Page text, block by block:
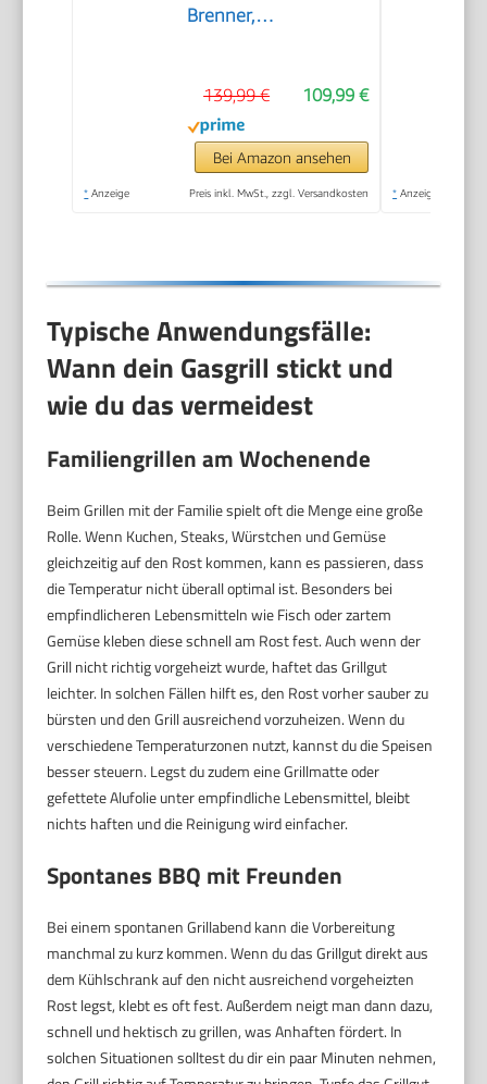
Brenner,
klappbar, Gusseisen
Grillrost mit 1638 cm²
Grillfläche, Tischgrill
für Outdoor BBQ,
109,99 €
139,99 €
Bei Amazon ansehen
* Anzeige Preis inkl. MwSt., zzgl. Versandkosten * Anzeige
Typische Anwendungsfälle:
Wann dein Gasgrill stickt und
wie du das vermeidest
Familiengrillen am Wochenende
Beim Grillen mit der Familie spielt oft die Menge eine große
Rolle. Wenn Kuchen, Steaks, Würstchen und Gemüse
gleichzeitig auf den Rost kommen, kann es passieren, dass
die Temperatur nicht überall optimal ist. Besonders bei
empfindlicheren Lebensmitteln wie Fisch oder zartem
Gemüse kleben diese schnell am Rost fest. Auch wenn der
Grill nicht richtig vorgeheizt wurde, haftet das Grillgut
leichter. In solchen Fällen hilft es, den Rost vorher sauber zu
bürsten und den Grill ausreichend vorzuheizen. Wenn du
verschiedene Temperaturzonen nutzt, kannst du die Speisen
besser steuern. Legst du zudem eine Grillmatte oder
gefettete Alufolie unter empfindliche Lebensmittel, bleibt
nichts haften und die Reinigung wird einfacher.
Spontanes BBQ mit Freunden
Bei einem spontanen Grillabend kann die Vorbereitung
manchmal zu kurz kommen. Wenn du das Grillgut direkt aus
dem Kühlschrank auf den nicht ausreichend vorgeheizten
Rost legst, klebt es oft fest. Außerdem neigt man dann dazu,
schnell und hektisch zu grillen, was Anhaften fördert. In
solchen Situationen solltest du dir ein paar Minuten nehmen,